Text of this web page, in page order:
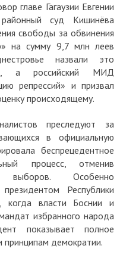
главе Гагаузии Евгении
суд Кишинёва
свободы за обвинения
на сумму 9,7 млн леев
назвали это
а российский МИД
репрессий» и призвал
происходящему.
преследуют за
в официальную
беспрецедентное
процесс, отменив
выборов. Особенно
Республики
когда власти Боснии и
избранного народа
показывает полное
принципам демократии.